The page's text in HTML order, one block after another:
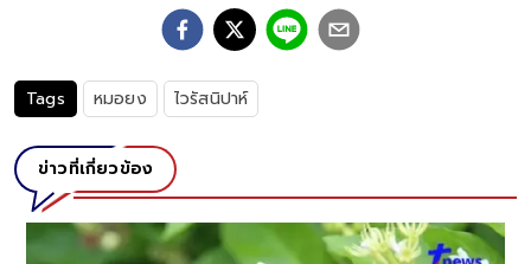
Tags หมอยง ไวรัสนิปาห์
ข่าวที่เกี่ยวข้อง